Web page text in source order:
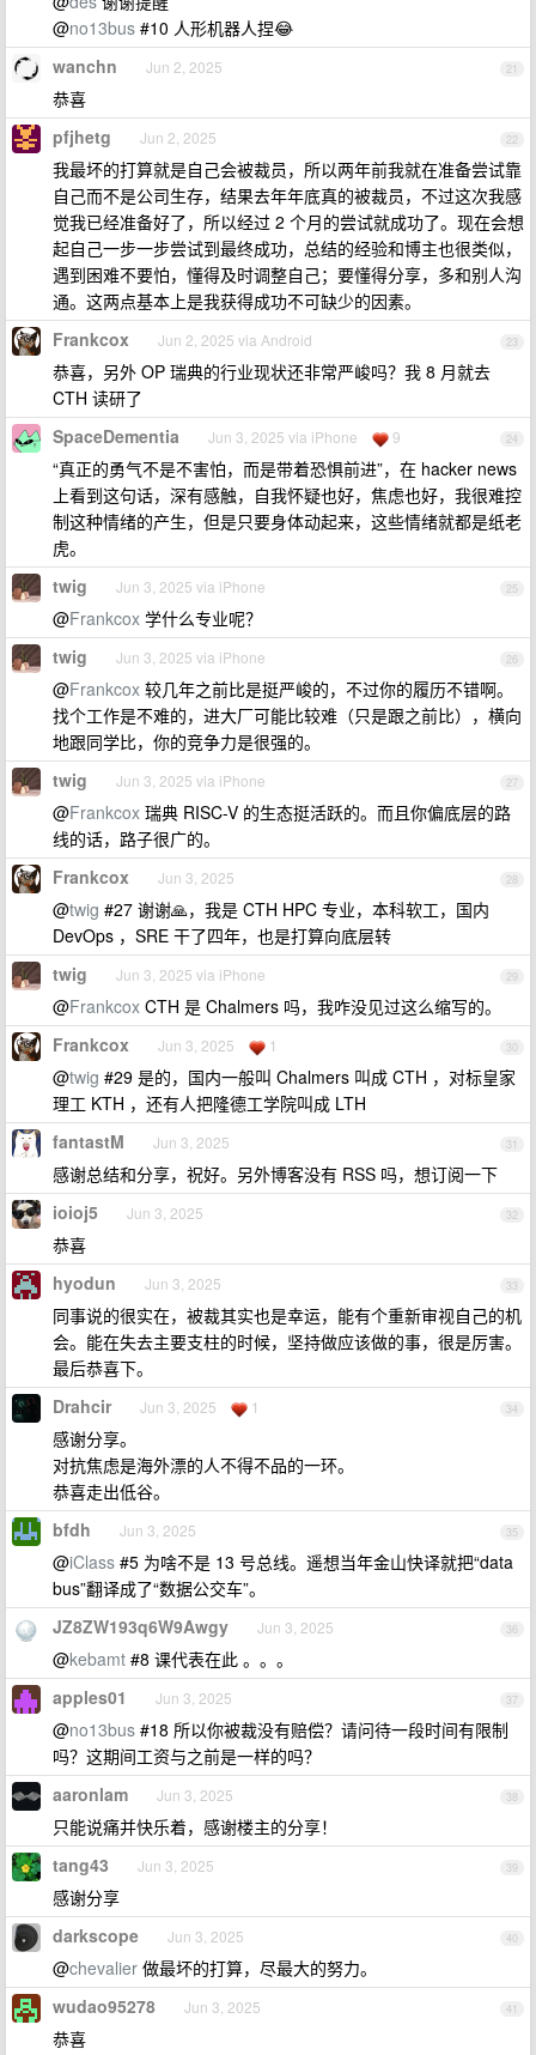
@no13bus #10 人形机器人捏😂
21
wanchn Jun 2, 2025
恭喜
22
pfjhetg Jun 2, 2025
我最坏的打算就是自己会被裁员，所以两年前我就在准备尝试靠
自己而不是公司生存，结果去年年底真的被裁员，不过这次我感
觉我已经准备好了，所以经过 2 个月的尝试就成功了。现在会想
起自己一步一步尝试到最终成功，总结的经验和博主也很类似，
遇到困难不要怕，懂得及时调整自己；要懂得分享，多和别人沟
通。这两点基本上是我获得成功不可缺少的因素。
23
Frankcox Jun 2, 2025 via Android
恭喜，另外 OP 瑞典的行业现状还非常严峻吗？我 8 月就去
CTH 读研了
24
SpaceDementia Jun 3, 2025 via iPhone 9
“真正的勇气不是不害怕，而是带着恐惧前进”，在 hacker news
上看到这句话，深有感触，自我怀疑也好，焦虑也好，我很难控
制这种情绪的产生，但是只要身体动起来，这些情绪就都是纸老
虎。
25
twig Jun 3, 2025 via iPhone
@Frankcox 学什么专业呢？
26
twig Jun 3, 2025 via iPhone
@Frankcox 较几年之前比是挺严峻的，不过你的履历不错啊。
找个工作是不难的，进大厂可能比较难（只是跟之前比），横向
地跟同学比，你的竞争力是很强的。
27
twig Jun 3, 2025 via iPhone
@Frankcox 瑞典 RISC-V 的生态挺活跃的。而且你偏底层的路
线的话，路子很广的。
28
Frankcox Jun 3, 2025
@twig #27 谢谢🙏，我是 CTH HPC 专业，本科软工，国内
DevOps ，SRE 干了四年，也是打算向底层转
29
twig Jun 3, 2025 via iPhone
@Frankcox CTH 是 Chalmers 吗，我咋没见过这么缩写的。
30
Frankcox Jun 3, 2025 1
@twig #29 是的，国内一般叫 Chalmers 叫成 CTH ，对标皇家
理工 KTH ，还有人把隆德工学院叫成 LTH
31
fantastM Jun 3, 2025
感谢总结和分享，祝好。另外博客没有 RSS 吗，想订阅一下
32
ioioj5 Jun 3, 2025
恭喜
33
hyodun Jun 3, 2025
同事说的很实在，被裁其实也是幸运，能有个重新审视自己的机
会。能在失去主要支柱的时候，坚持做应该做的事，很是厉害。
最后恭喜下。
34
Drahcir Jun 3, 2025 1
感谢分享。
对抗焦虑是海外漂的人不得不品的一环。
恭喜走出低谷。
35
bfdh Jun 3, 2025
@iClass #5 为啥不是 13 号总线。遥想当年金山快译就把“data
bus”翻译成了“数据公交车”。
36
JZ8ZW193q6W9Awgy Jun 3, 2025
@kebamt #8 课代表在此 。。。
37
apples01 Jun 3, 2025
@no13bus #18 所以你被裁没有赔偿？请问待一段时间有限制
吗？这期间工资与之前是一样的吗？
38
aaronlam Jun 3, 2025
只能说痛并快乐着，感谢楼主的分享！
39
tang43 Jun 3, 2025
感谢分享
40
darkscope Jun 3, 2025
@chevalier 做最坏的打算，尽最大的努力。
41
wudao95278 Jun 3, 2025
恭喜